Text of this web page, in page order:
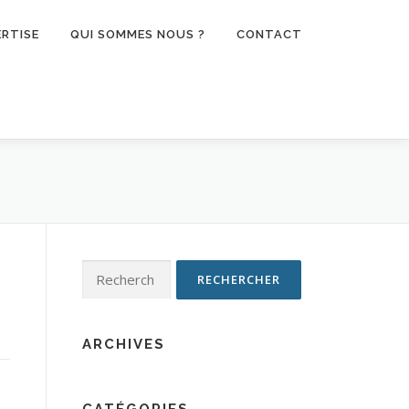
QUI SOMMES NOUS ? CONTACT
ARCHIVES